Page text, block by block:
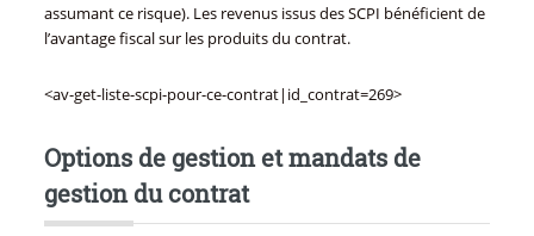
assumant ce risque). Les revenus issus des SCPI bénéficient de
l’avantage fiscal sur les produits du contrat.
<av-get-liste-scpi-pour-ce-contrat|id_contrat=269>
Options de gestion et mandats de
gestion du contrat